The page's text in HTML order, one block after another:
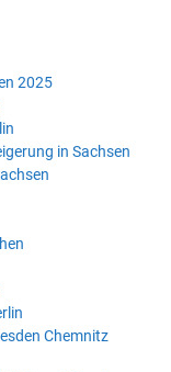
2025
in Sachsen
Chemnitz